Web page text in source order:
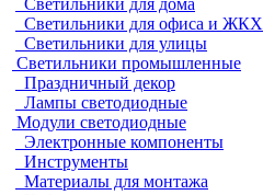
Светильники для дома
Светильники для офиса и ЖКХ
Светильники для улицы
Светильники промышленные
Праздничный декор
Лампы светодиодные
Модули светодиодные
Электронные компоненты
Инструменты
Материалы для монтажа